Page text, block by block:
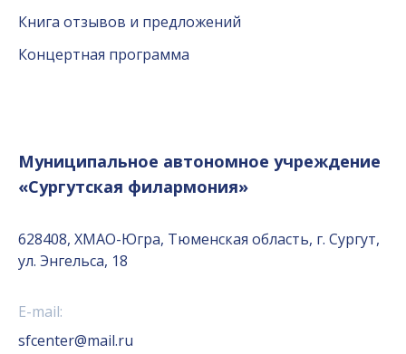
Книга отзывов и предложений
Концертная программа
Муниципальное автономное учреждение
«Сургутская филармония»
628408, ХМАО-Югра, Тюменская область, г. Сургут,
ул. Энгельса, 18
E-mail:
sfcenter@mail.ru